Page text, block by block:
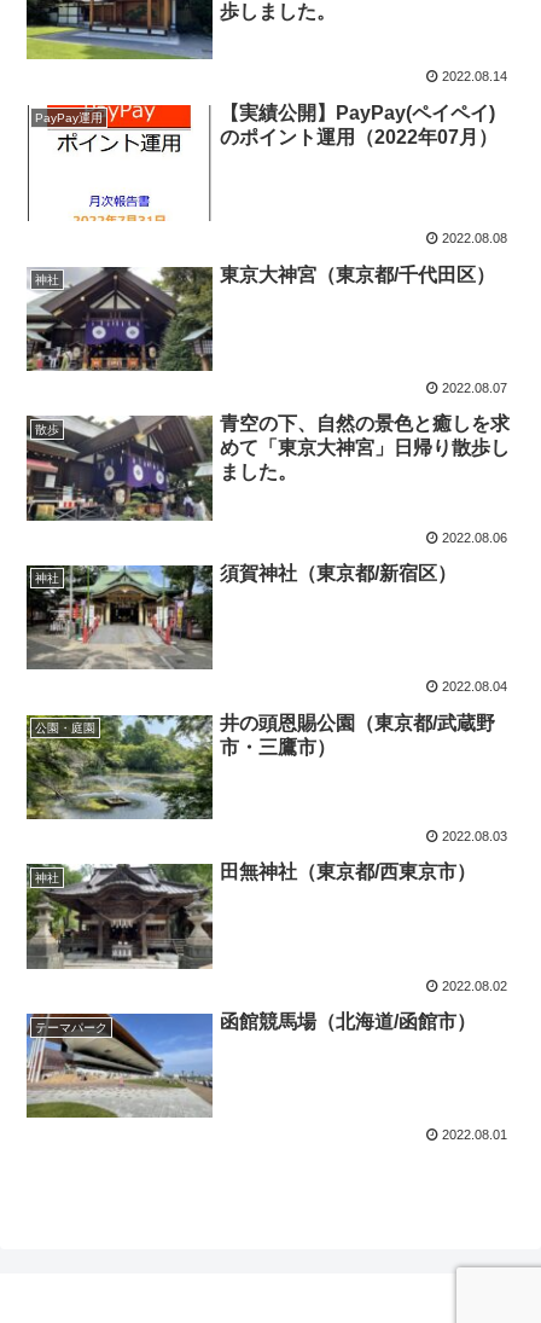
歩しました。
2022.08.14
PayPay運用
【実績公開】PayPay(ペイペイ)
のポイント運用（2022年07月）
2022.08.08
神社 東京大神宮（東京都/千代田区）
2022.08.07
散歩
青空の下、自然の景色と癒しを求
めて「東京大神宮」日帰り散歩し
ました。
2022.08.06
神社 須賀神社（東京都/新宿区）
2022.08.04
公園・庭園
井の頭恩賜公園（東京都/武蔵野
市・三鷹市）
2022.08.03
神社 田無神社（東京都/西東京市）
2022.08.02
テーマパーク 函館競馬場（北海道/函館市）
2022.08.01